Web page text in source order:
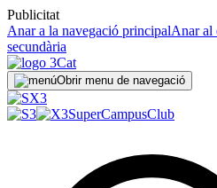
Publicitat
Anar a la navegació principalAnar al
secundària
Obrir menu de navegació
SuperCampusClub